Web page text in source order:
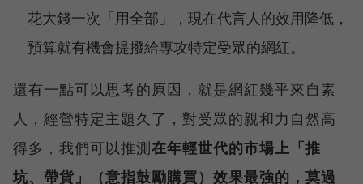
花大錢一次「用全部」，現在代言人的效用降低，
預算就有機會提撥給專攻特定受眾的網紅。
還有一點可以思考的原因，就是網紅幾乎來自素
人，經營特定主題久了，對受眾的親和力自然高
得多，我們可以推測在年輕世代的市場上「推
坑、帶貨」（意指鼓勵購買）效果最強的，莫過